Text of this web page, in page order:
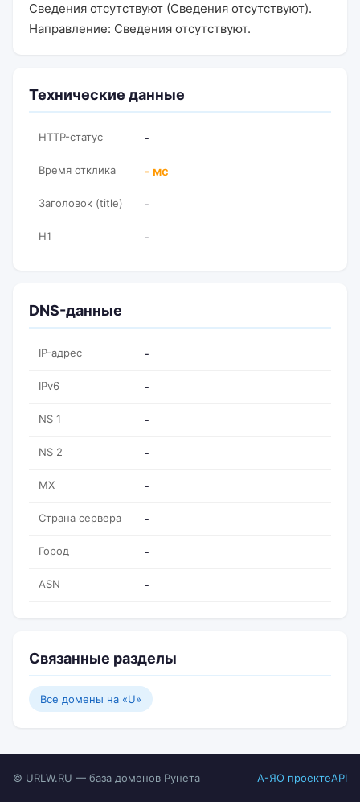
Сведения отсутствуют (Сведения отсутствуют).
Направление: Сведения отсутствуют.
Технические данные
HTTP-статус -
Время отклика - мс
Заголовок (title) -
H1 -
DNS-данные
IP-адрес -
IPv6 -
NS 1 -
NS 2 -
MX -
Страна сервера -
Город -
ASN -
Связанные разделы
Все домены на «U»
© URLW.RU — база доменов Рунета А-ЯО проектеAPI